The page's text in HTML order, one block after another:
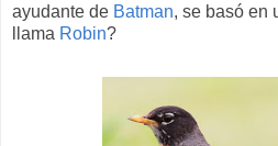
ayudante de Batman, se basó en
llama Robin?